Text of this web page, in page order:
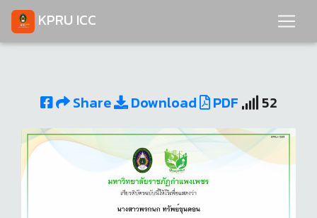
KPRU ICC
Share Download PDF 52